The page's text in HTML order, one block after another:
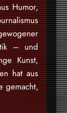
Humor,
– und
Kunst,
hat aus
gemacht,